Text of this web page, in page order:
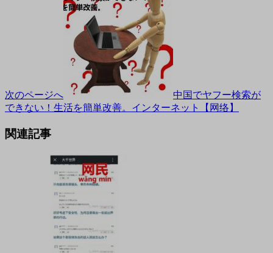
次のページへ
中国でヤフー検索が
できない！生活を簡単改善。インターネット【网络】
関連記事